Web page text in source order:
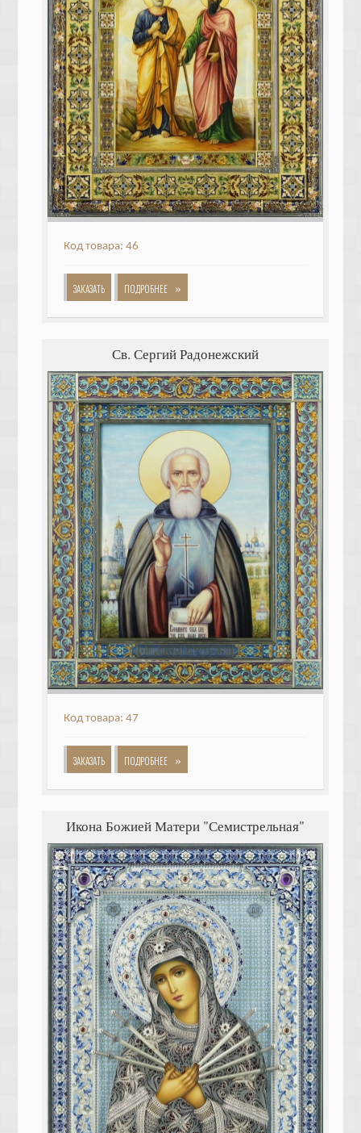
Код товара: 46
ЗАКАЗАТЬ ПОДРОБНЕЕ »
Св. Сергий Радонежский
Код товара: 47
ЗАКАЗАТЬ ПОДРОБНЕЕ »
Икона Божией Матери "Семистрельная"